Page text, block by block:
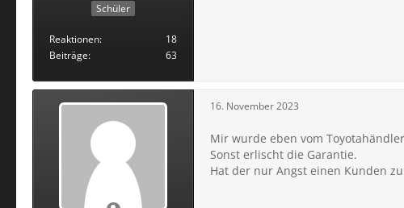
Schüler
Reaktionen
18
Beiträge
63
16. November 2023
Mir wurde eben vom
Sonst erlischt die Garantie.
Hat der nur Angst einen Kunden